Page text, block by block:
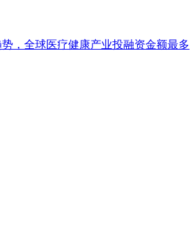
，全球医疗健康产业投融资金额最多